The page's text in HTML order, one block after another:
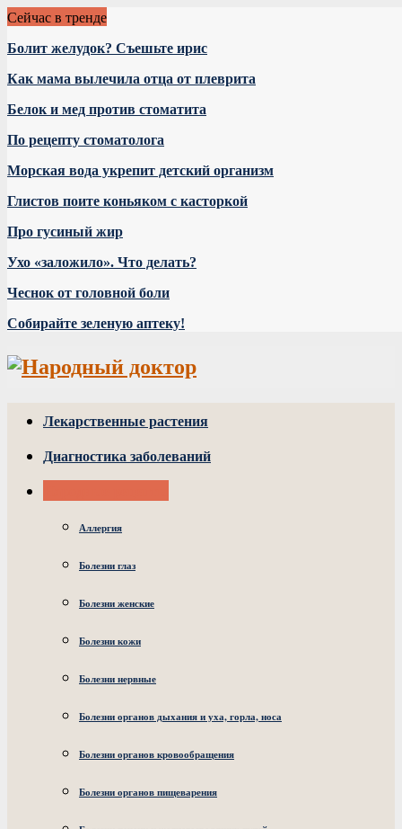
Сейчас в тренде
Болит желудок? Съешьте ирис
Как мама вылечила отца от плеврита
Белок и мед против стоматита
По рецепту стоматолога
Морская вода укрепит детский организм
Глистов поите коньяком с касторкой
Про гусиный жир
Ухо «заложило». Что делать?
Чеснок от головной боли
Собирайте зеленую аптеку!
Лекарственные растения
Диагностика заболеваний
Аллергия
Болезни глаз
Болезни женские
Болезни кожи
Болезни нервные
Болезни органов дыхания и уха, горла, носа
Болезни органов кровообращения
Болезни органов пищеварения